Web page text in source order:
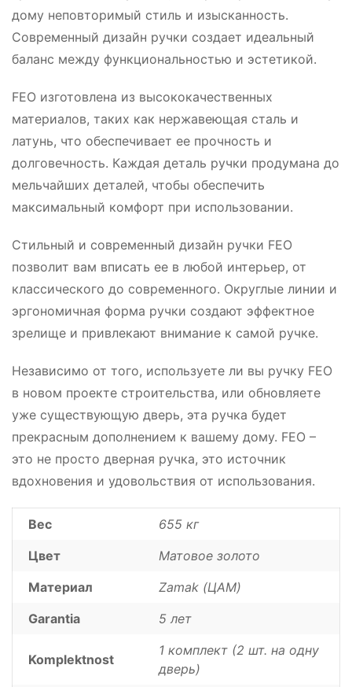
дому неповторимый стиль и изысканность.
Современный дизайн ручки создает идеальный
баланс между функциональностью и эстетикой.
FEO изготовлена из высококачественных
материалов, таких как нержавеющая сталь и
латунь, что обеспечивает ее прочность и
долговечность. Каждая деталь ручки продумана до
мельчайших деталей, чтобы обеспечить
максимальный комфорт при использовании.
Стильный и современный дизайн ручки FEO
позволит вам вписать ее в любой интерьер, от
классического до современного. Округлые линии и
эргономичная форма ручки создают эффектное
зрелище и привлекают внимание к самой ручке.
Независимо от того, используете ли вы ручку FEO
в новом проекте строительства, или обновляете
уже существующую дверь, эта ручка будет
прекрасным дополнением к вашему дому. FEO –
это не просто дверная ручка, это источник
вдохновения и удовольствия от использования.
Вес
655 кг
Цвет
Матовое золото
Материал
Zamak (ЦАМ)
Garantia
5 лет
Komplektnost
1 комплект (2 шт. на одну
дверь)